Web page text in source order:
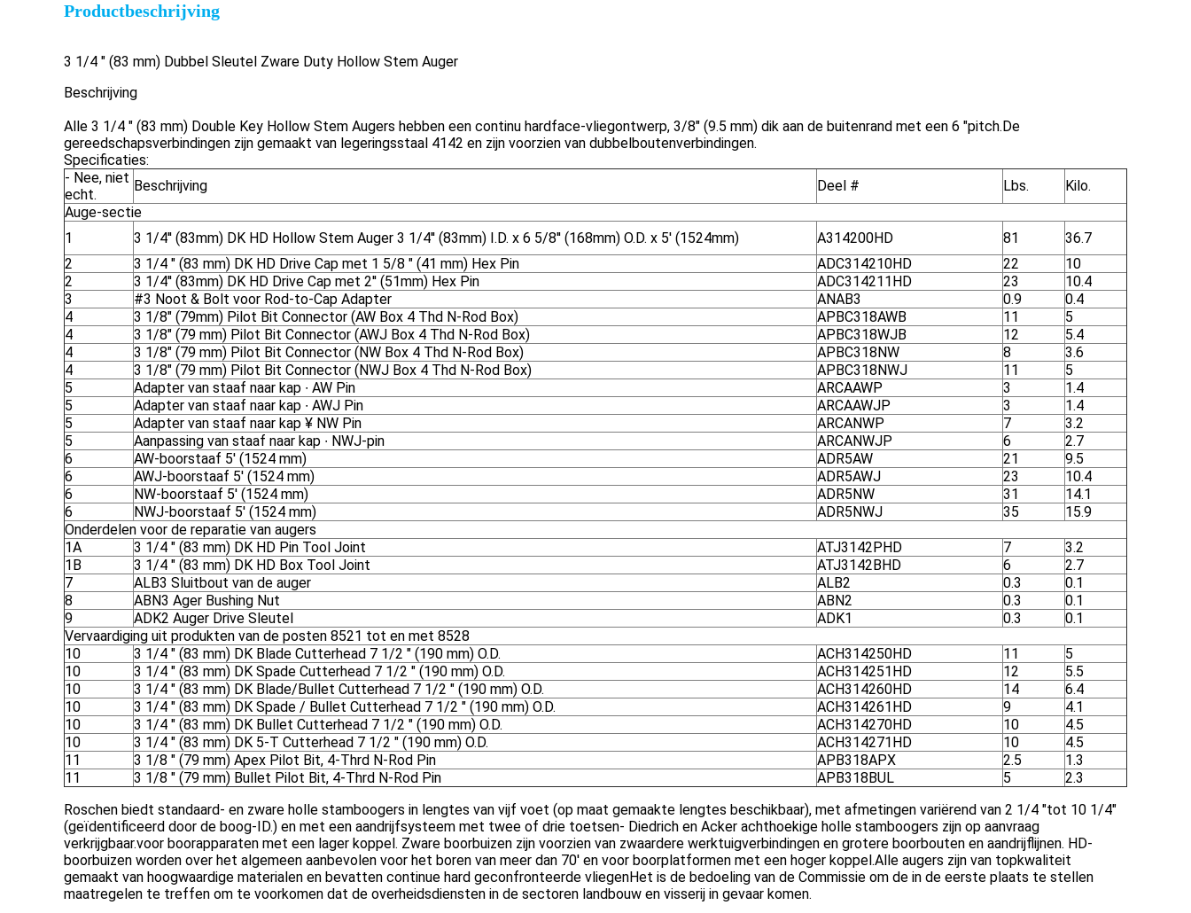
Productbeschrijving
3 1/4 " (83 mm) Dubbel Sleutel Zware Duty Hollow Stem Auger
Beschrijving
Alle 3 1/4 " (83 mm) Double Key Hollow Stem Augers hebben een continu hardface-vliegontwerp, 3/8" (9.5 mm) dik aan de buitenrand met een 6 "pitch.De
gereedschapsverbindingen zijn gemaakt van legeringsstaal 4142 en zijn voorzien van dubbelboutenverbindingen.
Specificaties:
- Nee, niet
echt.
Beschrijving Deel # Lbs.
Kilo.
Auge-sectie
1
3 1/4′′ (83mm) DK HD Hollow Stem Auger 3 1/4′′ (83mm) I.D. x 6 5/8′′ (168mm) O.D. x 5′ (1524mm) A314200HD 81
36.7
2
3 1/4 " (83 mm) DK HD Drive Cap met 1 5/8 " (41 mm) Hex Pin ADC314210HD 22
10
2
3 1/4′′ (83mm) DK HD Drive Cap met 2′′ (51mm) Hex Pin ADC314211HD 23
10.4
3
#3 Noot & Bolt voor Rod-to-Cap Adapter ANAB3 0.9
0.4
4
3 1/8" (79mm) Pilot Bit Connector (AW Box 4 Thd N-Rod Box) APBC318AWB 11
5
4
3 1/8" (79 mm) Pilot Bit Connector (AWJ Box 4 Thd N-Rod Box) APBC318WJB 12
5.4
4
3 1/8" (79 mm) Pilot Bit Connector (NW Box 4 Thd N-Rod Box) APBC318NW 8
3.6
4
3 1/8" (79 mm) Pilot Bit Connector (NWJ Box 4 Thd N-Rod Box) APBC318NWJ 11
5
5
Adapter van staaf naar kap ∙ AW Pin ARCAAWP 3
1.4
5
Adapter van staaf naar kap ∙ AWJ Pin ARCAAWJP 3
1.4
5
Adapter van staaf naar kap ¥ NW Pin ARCANWP 7
3.2
5
Aanpassing van staaf naar kap ∙ NWJ-pin ARCANWJP 6
2.7
6
AW-boorstaaf 5′ (1524 mm) ADR5AW 21
9.5
6
AWJ-boorstaaf 5′ (1524 mm) ADR5AWJ 23
10.4
6
NW-boorstaaf 5′ (1524 mm) ADR5NW 31
14.1
6
NWJ-boorstaaf 5′ (1524 mm) ADR5NWJ 35
15.9
Onderdelen voor de reparatie van augers
1A
3 1/4 " (83 mm) DK HD Pin Tool Joint ATJ3142PHD 7
3.2
1B
3 1/4 " (83 mm) DK HD Box Tool Joint ATJ3142BHD 6
2.7
7
ALB3 Sluitbout van de auger ALB2 0.3
0.1
8
ABN3 Ager Bushing Nut ABN2 0.3
0.1
9
ADK2 Auger Drive Sleutel ADK1 0.3
0.1
Vervaardiging uit produkten van de posten 8521 tot en met 8528
10
3 1/4 " (83 mm) DK Blade Cutterhead 7 1/2 " (190 mm) O.D. ACH314250HD 11
5
10
3 1/4 " (83 mm) DK Spade Cutterhead 7 1/2 " (190 mm) O.D. ACH314251HD 12
5.5
10
3 1/4 " (83 mm) DK Blade/Bullet Cutterhead 7 1/2 " (190 mm) O.D. ACH314260HD 14
6.4
10
3 1/4 " (83 mm) DK Spade / Bullet Cutterhead 7 1/2 " (190 mm) O.D. ACH314261HD 9
4.1
10
3 1/4 " (83 mm) DK Bullet Cutterhead 7 1/2 " (190 mm) O.D. ACH314270HD 10
4.5
10
3 1/4 " (83 mm) DK 5-T Cutterhead 7 1/2 " (190 mm) O.D. ACH314271HD 10
4.5
11
3 1/8 " (79 mm) Apex Pilot Bit, 4-Thrd N-Rod Pin APB318APX 2.5
1.3
11
3 1/8 " (79 mm) Bullet Pilot Bit, 4-Thrd N-Rod Pin APB318BUL 5
2.3
Roschen biedt standaard- en zware holle stamboogers in lengtes van vijf voet (op maat gemaakte lengtes beschikbaar), met afmetingen variërend van 2 1/4 "tot 10 1/4"
(geïdentificeerd door de boog-ID.) en met een aandrijfsysteem met twee of drie toetsen- Diedrich en Acker achthoekige holle stamboogers zijn op aanvraag
verkrijgbaar.voor boorapparaten met een lager koppel. Zware boorbuizen zijn voorzien van zwaardere werktuigverbindingen en grotere boorbouten en aandrijflijnen. HD-
boorbuizen worden over het algemeen aanbevolen voor het boren van meer dan 70' en voor boorplatformen met een hoger koppel.Alle augers zijn van topkwaliteit
gemaakt van hoogwaardige materialen en bevatten continue hard geconfronteerde vliegenHet is de bedoeling van de Commissie om de in de eerste plaats te stellen
maatregelen te treffen om te voorkomen dat de overheidsdiensten in de sectoren landbouw en visserij in gevaar komen.